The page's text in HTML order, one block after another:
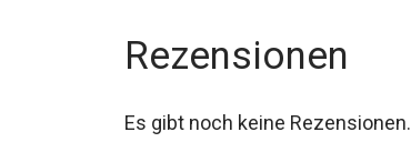
Rezensionen
Es gibt noch keine Rezensionen.